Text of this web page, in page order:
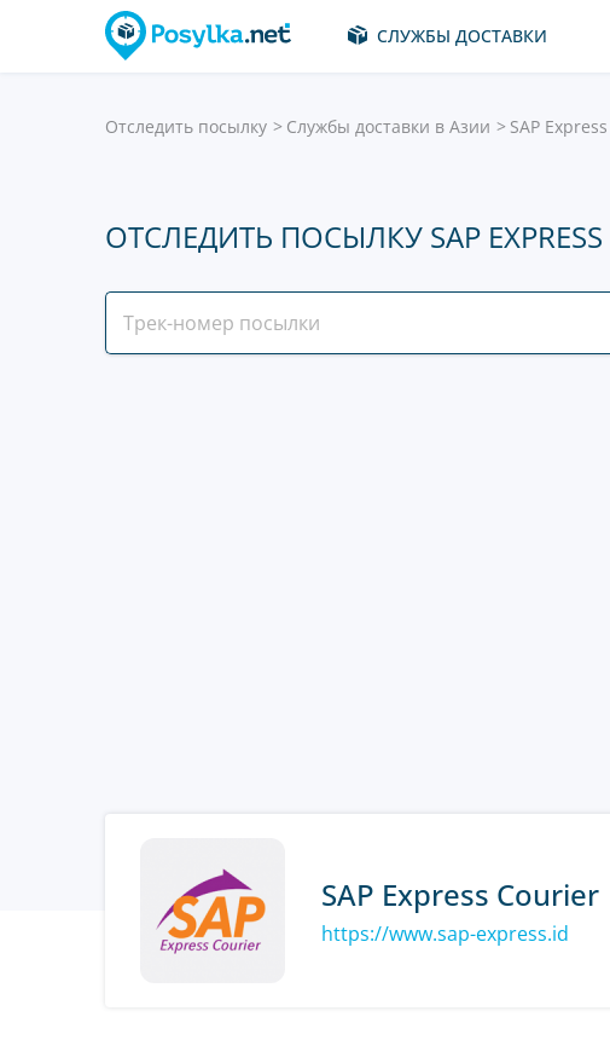
СЛУЖБЫ ДОСТАВКИ
Отследить посылку Службы доставки в Азии SAP
ОТСЛЕДИТЬ ПОСЫЛКУ SAP EXPRESS
SAP Express Courier
https://www.sap-express.id